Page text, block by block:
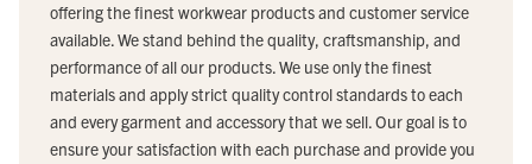
offering the finest workwear products and customer service
available. We stand behind the quality, craftsmanship, and
performance of all our products. We use only the finest
materials and apply strict quality control standards to each
and every garment and accessory that we sell. Our goal is to
ensure your satisfaction with each purchase and provide you